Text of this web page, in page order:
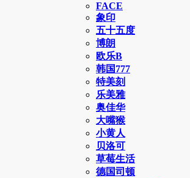
FACE
象印
五十五度
博朗
欧乐B
韩国777
特美刻
乐美雅
奥佳华
大嘴猴
小黄人
贝洛可
草莓生活
德国司顿